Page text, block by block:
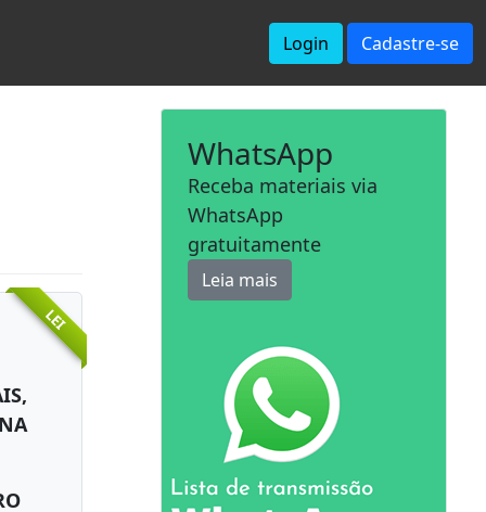
Login Cadastre-se
LEI
WhatsApp
Receba materiais via
WhatsApp
gratuitamente
Leia mais